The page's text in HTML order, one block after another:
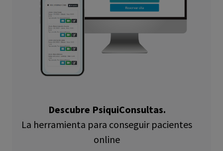
Descubre PsiquiConsultas.
La herramienta para conseguir pacientes
online